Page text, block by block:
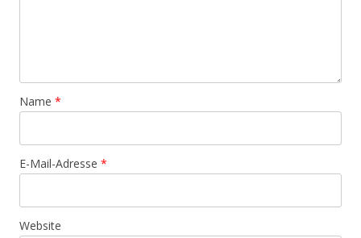
Name *
E-Mail-Adresse *
Website